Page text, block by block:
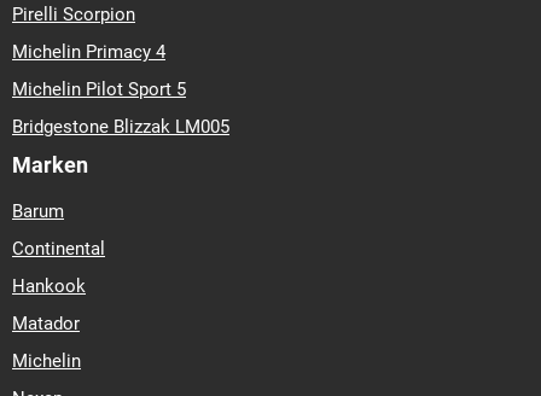
Pirelli Scorpion
Michelin Primacy 4
Michelin Pilot Sport 5
Bridgestone Blizzak LM005
Marken
Barum
Continental
Hankook
Matador
Michelin